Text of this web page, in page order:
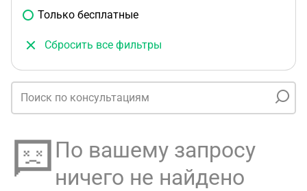
Только бесплатные
Сбросить все фильтры
По вашему запросу
ничего не найдено